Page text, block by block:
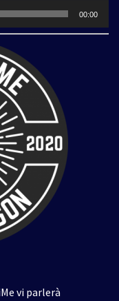
00:00
vi parlerà